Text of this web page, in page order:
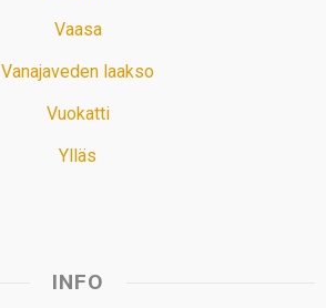
Vaasa
Vanajaveden laakso
Vuokatti
Ylläs
INFO